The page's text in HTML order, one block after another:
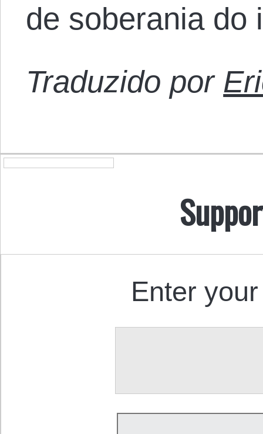
de soberania do
Traduzido por
Enter